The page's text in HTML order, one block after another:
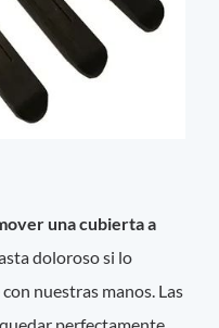
una cubierta a
doloroso si lo
nuestras manos. Las